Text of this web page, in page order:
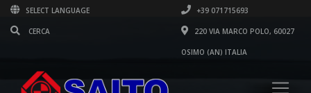
SELECT LANGUAGE +39 071715693
220 VIA MARCO POLO, 60027
OSIMO (AN) ITALIA